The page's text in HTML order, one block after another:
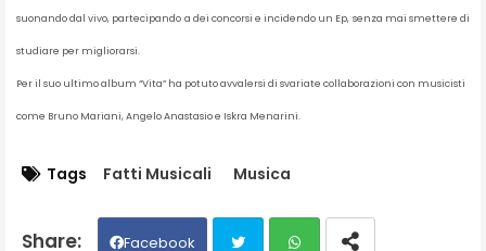
suonando dal vivo, partecipando a dei concorsi e incidendo un Ep, senza mai smettere di
studiare per migliorarsi.
Per il suo ultimo album “Vita” ha potuto avvalersi di svariate collaborazioni con musicisti
come Bruno Mariani, Angelo Anastasio e Iskra Menarini.
Tags Fatti Musicali Musica
Facebook